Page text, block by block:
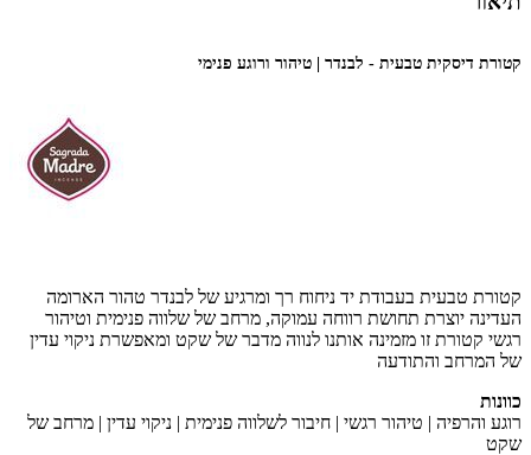
קטורת דיסקית טבעית - לבנדר | טיהור ורוגע פנימי
קטורת טבעית בעבודת יד ניחוח רך ומרגיע של לבנדר טהור הארומה
העדינה יוצרת תחושת רווחה עמוקה, מרחב של שלווה פנימית וטיהור
רגשי קטורת זו מזמינה אותנו לנווה מדבר של שקט ומאפשרת ניקוי עדין
של המרחב והתודעה
כוונות
רוגע והרפיה | טיהור רגשי | חיבור לשלווה פנימית | ניקוי עדין | מרחב של
שקט